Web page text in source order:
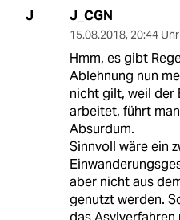
J J_CGN
15.08.2018, 20:44 Uhr
Hmm, es gibt
Ablehnung nun
nicht gilt, weil der
arbeitet, führt
Absurdum.
Sinnvoll wäre ein
aber nicht aus
genutzt werden.